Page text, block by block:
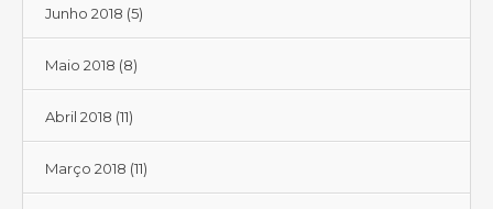
Junho 2018 (5)
Maio 2018 (8)
Abril 2018 (11)
Março 2018 (11)